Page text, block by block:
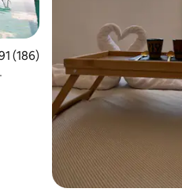
Bewertung: 4,91
(186)